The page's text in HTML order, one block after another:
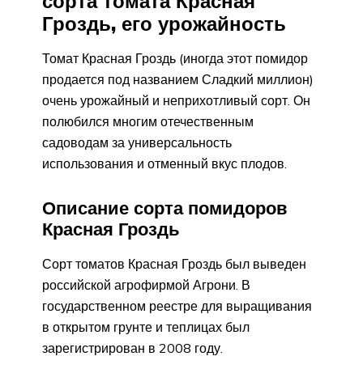
Гроздь, его урожайность
Томат Красная Гроздь (иногда этот помидор
продается под названием Сладкий миллион)
очень урожайный и неприхотливый сорт. Он
полюбился многим отечественным
садоводам за универсальность
использования и отменный вкус плодов.
Описание сорта помидоров
Красная Гроздь
Сорт томатов Красная Гроздь был выведен
российской агрофирмой Агрони. В
государственном реестре для выращивания
в открытом грунте и теплицах был
зарегистрирован в 2008 году.